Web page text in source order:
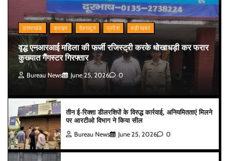
उत्तराखंड क्राइम देहरादून प्रदेश बड़ी खबर
वृद्ध एनआरआई महिला की फर्जी रजिस्ट्री करके धोखाधड़ी कर फरार
कुख्यात गैंगस्टर गिरफ्तार
Bureau News June 25, 2026 0
तीन ई-रिक्शा डीलरशिपों के विरुद्ध कार्रवाई, अनियमितताएं मिलने
पर आरटीओ विभाग ने किया सील
Bureau News June 25, 2026 0